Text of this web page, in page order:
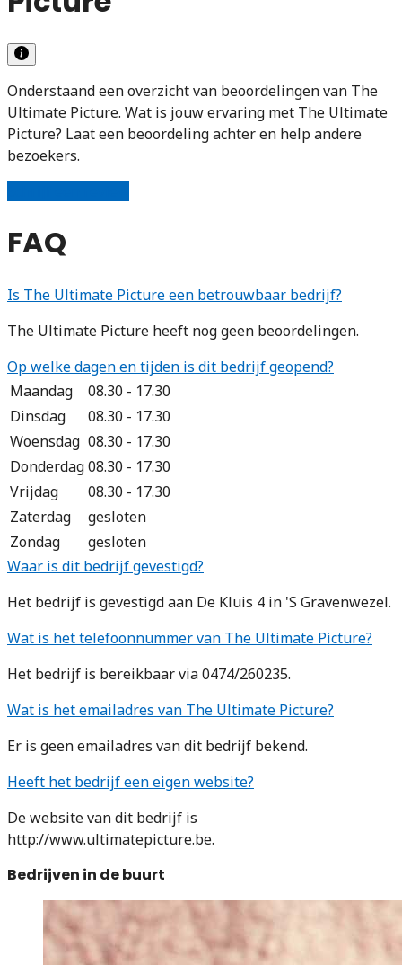
Onderstaand een overzicht van beoordelingen van The
Ultimate Picture. Wat is jouw ervaring met The Ultimate
Picture? Laat een beoordeling achter en help andere
bezoekers.
FAQ
Is The Ultimate Picture een betrouwbaar bedrijf?
The Ultimate Picture heeft nog geen beoordelingen.
Op welke dagen en tijden is dit bedrijf geopend?
Maandag
08.30 - 17.30
Dinsdag
08.30 - 17.30
Woensdag 08.30 - 17.30
Donderdag08.30 - 17.30
Vrijdag
08.30 - 17.30
Zaterdag
gesloten
Zondag
gesloten
Waar is dit bedrijf gevestigd?
Het bedrijf is gevestigd aan De Kluis 4 in 'S Gravenwezel.
Wat is het telefoonnummer van The Ultimate Picture?
Het bedrijf is bereikbaar via 0474/260235.
Wat is het emailadres van The Ultimate Picture?
Er is geen emailadres van dit bedrijf bekend.
Heeft het bedrijf een eigen website?
De website van dit bedrijf is
http://www.ultimatepicture.be.
Bedrijven in de buurt